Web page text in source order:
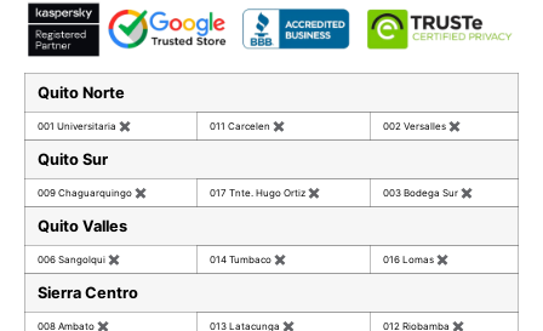
Quito Norte
001 Universitaria ✖ 011 Carcelen ✖ 002 Versalles ✖
Quito Sur
009 Chaguarquingo ✖ 017 Tnte. Hugo Ortiz ✖ 003 Bodega Sur ✖
Quito Valles
006 Sangolqui ✖ 014 Tumbaco ✖ 016 Lomas ✖
Sierra Centro
008 Ambato ✖ 013 Latacunga ✖ 012 Riobamba ✖